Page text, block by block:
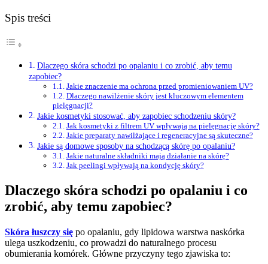
Spis treści
Dlaczego skóra schodzi po opalaniu i co zrobić, aby temu
zapobiec?
Jakie znaczenie ma ochrona przed promieniowaniem UV?
Dlaczego nawilżenie skóry jest kluczowym elementem
pielęgnacji?
Jakie kosmetyki stosować, aby zapobiec schodzeniu skóry?
Jak kosmetyki z filtrem UV wpływają na pielęgnację skóry?
Jakie preparaty nawilżające i regeneracyjne są skuteczne?
Jakie są domowe sposoby na schodzącą skórę po opalaniu?
Jakie naturalne składniki mają działanie na skórę?
Jak peelingi wpływają na kondycję skóry?
Dlaczego skóra schodzi po opalaniu i co
zrobić, aby temu zapobiec?
Skóra łuszczy się po opalaniu, gdy lipidowa warstwa naskórka
ulega uszkodzeniu, co prowadzi do naturalnego procesu
obumierania komórek. Główne przyczyny tego zjawiska to: